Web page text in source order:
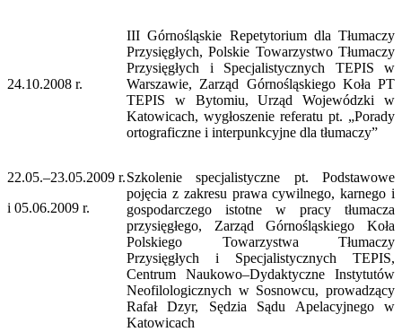
24.10.2008 r.
III Górnośląskie Repetytorium dla Tłumaczy
Przysięgłych, Polskie Towarzystwo Tłumaczy
Przysięgłych i Specjalistycznych TEPIS w
Warszawie, Zarząd Górnośląskiego Koła PT
TEPIS w Bytomiu, Urząd Wojewódzki w
Katowicach, wygłoszenie referatu pt. „Porady
ortograficzne i interpunkcyjne dla tłumaczy”
22.05.–23.05.2009 r.
i 05.06.2009 r.
Szkolenie specjalistyczne pt. Podstawowe
pojęcia z zakresu prawa cywilnego, karnego i
gospodarczego istotne w pracy tłumacza
przysięgłego, Zarząd Górnośląskiego Koła
Polskiego Towarzystwa Tłumaczy
Przysięgłych i Specjalistycznych TEPIS,
Centrum Naukowo–Dydaktyczne Instytutów
Neofilologicznych w Sosnowcu, prowadzący
Rafał Dzyr, Sędzia Sądu Apelacyjnego w
Katowicach